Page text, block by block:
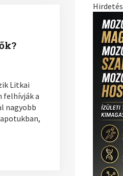
Litkai
felhívják a
nagyobb
Hirdetés